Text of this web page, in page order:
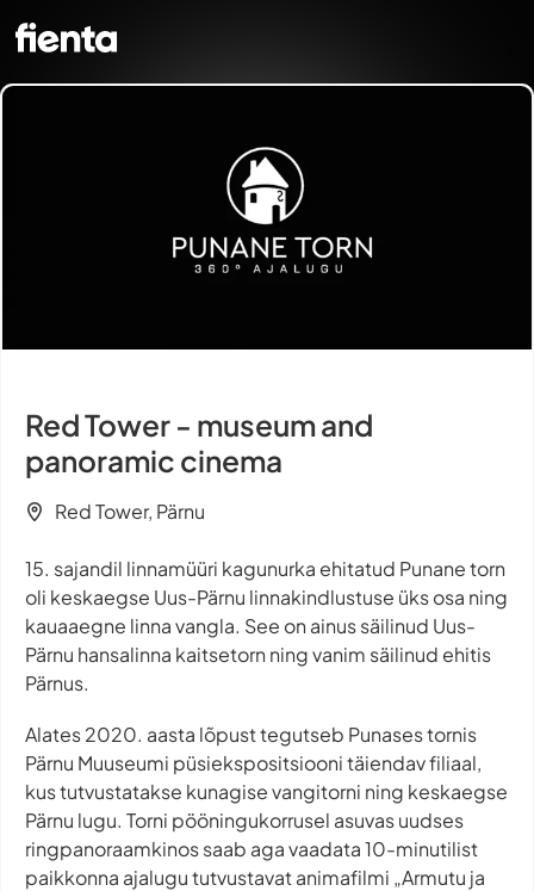
Red Tower - museum and
panoramic cinema
Red Tower, Pärnu
15. sajandil linnamüüri kagunurka ehitatud Punane torn
oli keskaegse Uus-Pärnu linnakindlustuse üks osa ning
kauaaegne linna vangla. See on ainus säilinud Uus-
Pärnu hansalinna kaitsetorn ning vanim säilinud ehitis
Pärnus.
Alates 2020. aasta lõpust tegutseb Punases tornis
Pärnu Muuseumi püsiekspositsiooni täiendav filiaal,
kus tutvustatakse kunagise vangitorni ning keskaegse
Pärnu lugu. Torni pööningukorrusel asuvas uudses
ringpanoraamkinos saab aga vaadata 10-minutilist
paikkonna ajalugu tutvustavat animafilmi „Armutu ja